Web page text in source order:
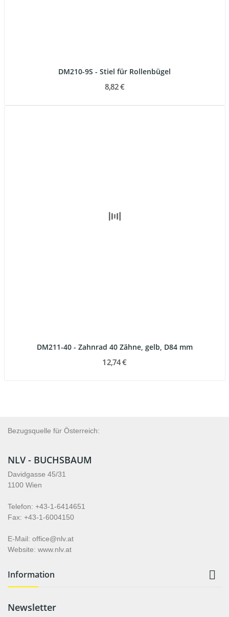
DM210-9S - Stiel für Rollenbügel
8,82 €
DM211-40 - Zahnrad 40 Zähne, gelb, D84 mm
12,74 €
Bezugsquelle für Österreich:
NLV - BUCHSBAUM
Davidgasse 45/31
1100 Wien
Telefon: +43-1-6414651
Fax: +43-1-6004150
E-Mail: office@nlv.at
Website: www.nlv.at
Information 
Newsletter